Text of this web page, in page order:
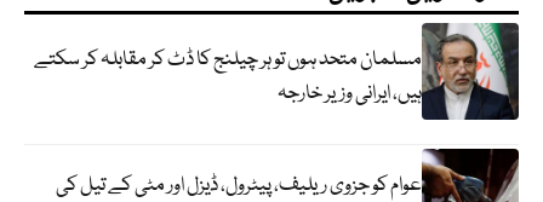
مسلمان متحد ہوں تو ہر چیلنج کا ڈٹ کر مقابلہ کر سکتے
ہیں، ایرانی وزیر خارجہ
عوام کو جزوی ریلیف، پیٹرول، ڈیزل اور مٹی کے تیل کی